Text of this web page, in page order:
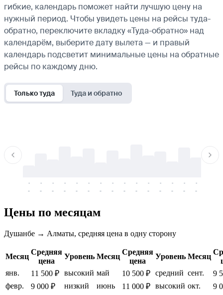
гибкие, календарь поможет найти лучшую цену на
нужный период. Чтобы увидеть цены на рейсы туда-
обратно, переключите вкладку «Туда-обратно» над
календарём, выберите дату вылета — и правый
календарь подсветит минимальные цены на обратные
рейсы по каждому дню.
Только туда Туда и обратно
-
-
-
-
-
-
-
-
-
-
-
-
-
-
-
-
-
-
-
-
-
-
-
-
-
-
-
-
-
-
Цены по месяцам
Душанбе → Алматы, средняя цена в одну сторону
Месяц
Средняя
цена
Уровень Месяц
Средняя
цена
Уровень Месяц
янв.
11 500 ₽ высокий май 10 500 ₽ средний сент.
9
февр.
9 000 ₽ низкий июнь 11 000 ₽ высокий окт.
9